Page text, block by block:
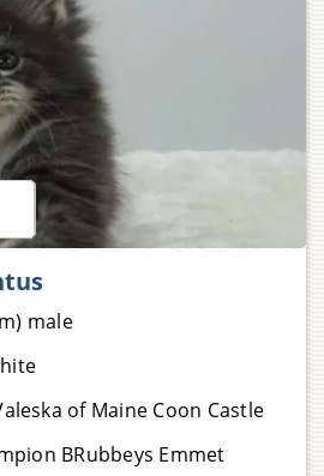
male
of Maine Coon Castle
BRubbeys Emmet